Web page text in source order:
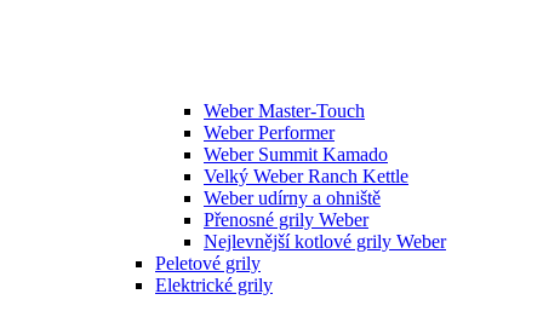
Weber Master-Touch
Weber Performer
Weber Summit Kamado
Velký Weber Ranch Kettle
Weber udírny a ohniště
Přenosné grily Weber
Nejlevnější kotlové grily Weber
Peletové grily
Elektrické grily